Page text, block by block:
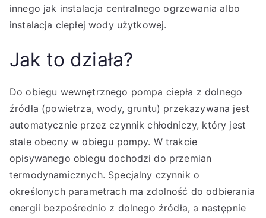
innego jak instalacja centralnego ogrzewania albo
instalacja ciepłej wody użytkowej.
Jak to działa?
Do obiegu wewnętrznego pompa ciepła z dolnego
źródła (powietrza, wody, gruntu) przekazywana jest
automatycznie przez czynnik chłodniczy, który jest
stale obecny w obiegu pompy. W trakcie
opisywanego obiegu dochodzi do przemian
termodynamicznych. Specjalny czynnik o
określonych parametrach ma zdolność do odbierania
energii bezpośrednio z dolnego źródła, a następnie